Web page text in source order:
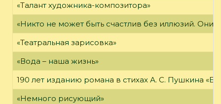
«Талант художника-композитора»
«Никто не может быть счастлив без иллюзий. Они
«Театральная зарисовка»
«Вода – наша жизнь»
190 лет изданию романа в стихах А. С. Пушкина
«Немного рисующий»